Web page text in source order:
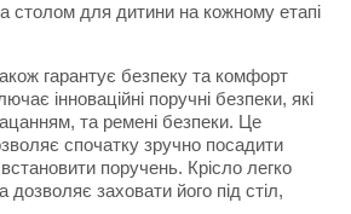
столом для дитини на кожному етапі
гарантує безпеку та комфорт
інноваційні поручні безпеки, які
та ремені безпеки. Це
спочатку зручно посадити
поручень. Крісло легко
заховати його під стіл,